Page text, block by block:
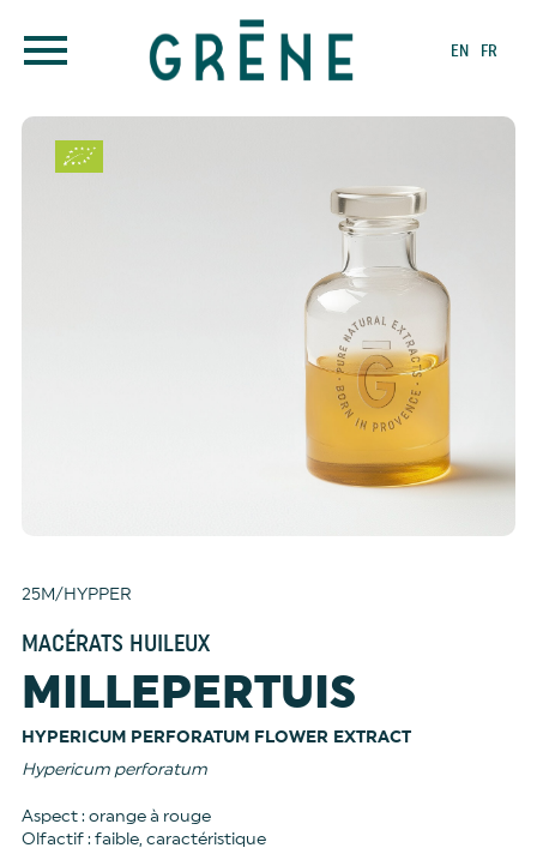
EN FR
25M/HYPPER
MACÉRATS HUILEUX
MILLEPERTUIS
HYPERICUM PERFORATUM FLOWER EXTRACT
Hypericum perforatum
Aspect : orange à rouge
Olfactif : faible, caractéristique